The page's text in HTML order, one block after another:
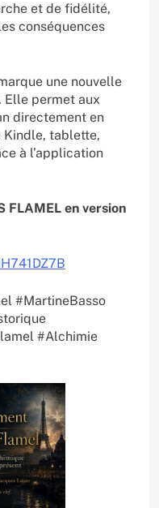
et de fidélité,
conséquences
une nouvelle
Elle permet aux
directement en
Kindle, tablette,
à l’application
FLAMEL en version
#MartineBasso
#Alchimie